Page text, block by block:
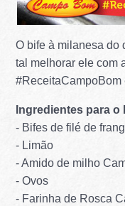
O bife à milanesa do
tal melhorar ele com
#ReceitaCampoBom
Ingredientes para o
- Bifes de filé de
- Limão
- Amido de milho
- Ovos
- Farinha de Rosca